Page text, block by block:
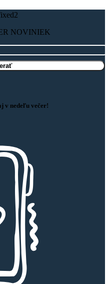
NOVINIEK
v nedeľu večer!